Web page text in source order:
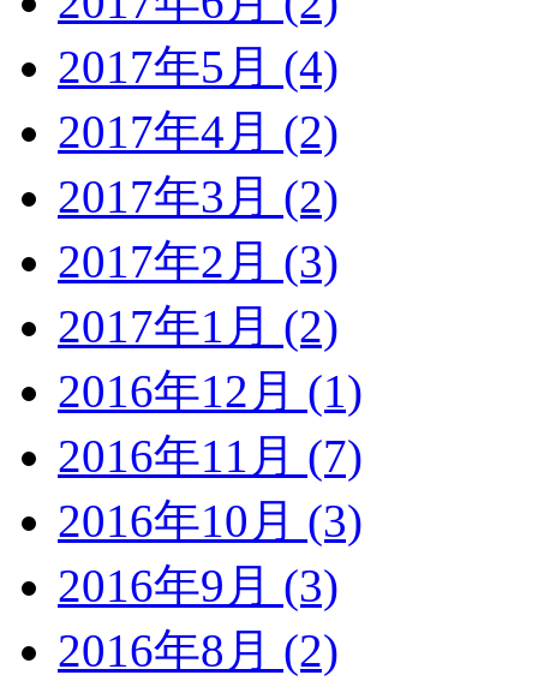
2017年5月 (4)
2017年4月 (2)
2017年3月 (2)
2017年2月 (3)
2017年1月 (2)
2016年12月 (1)
2016年11月 (7)
2016年10月 (3)
2016年9月 (3)
2016年8月 (2)